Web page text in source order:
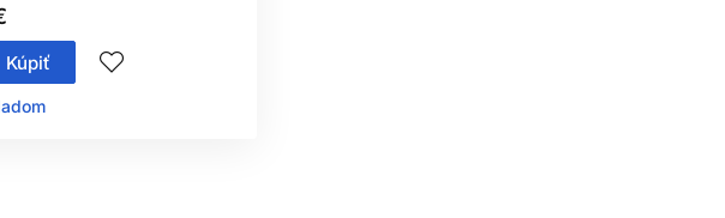
Kúpiť
ㅤ